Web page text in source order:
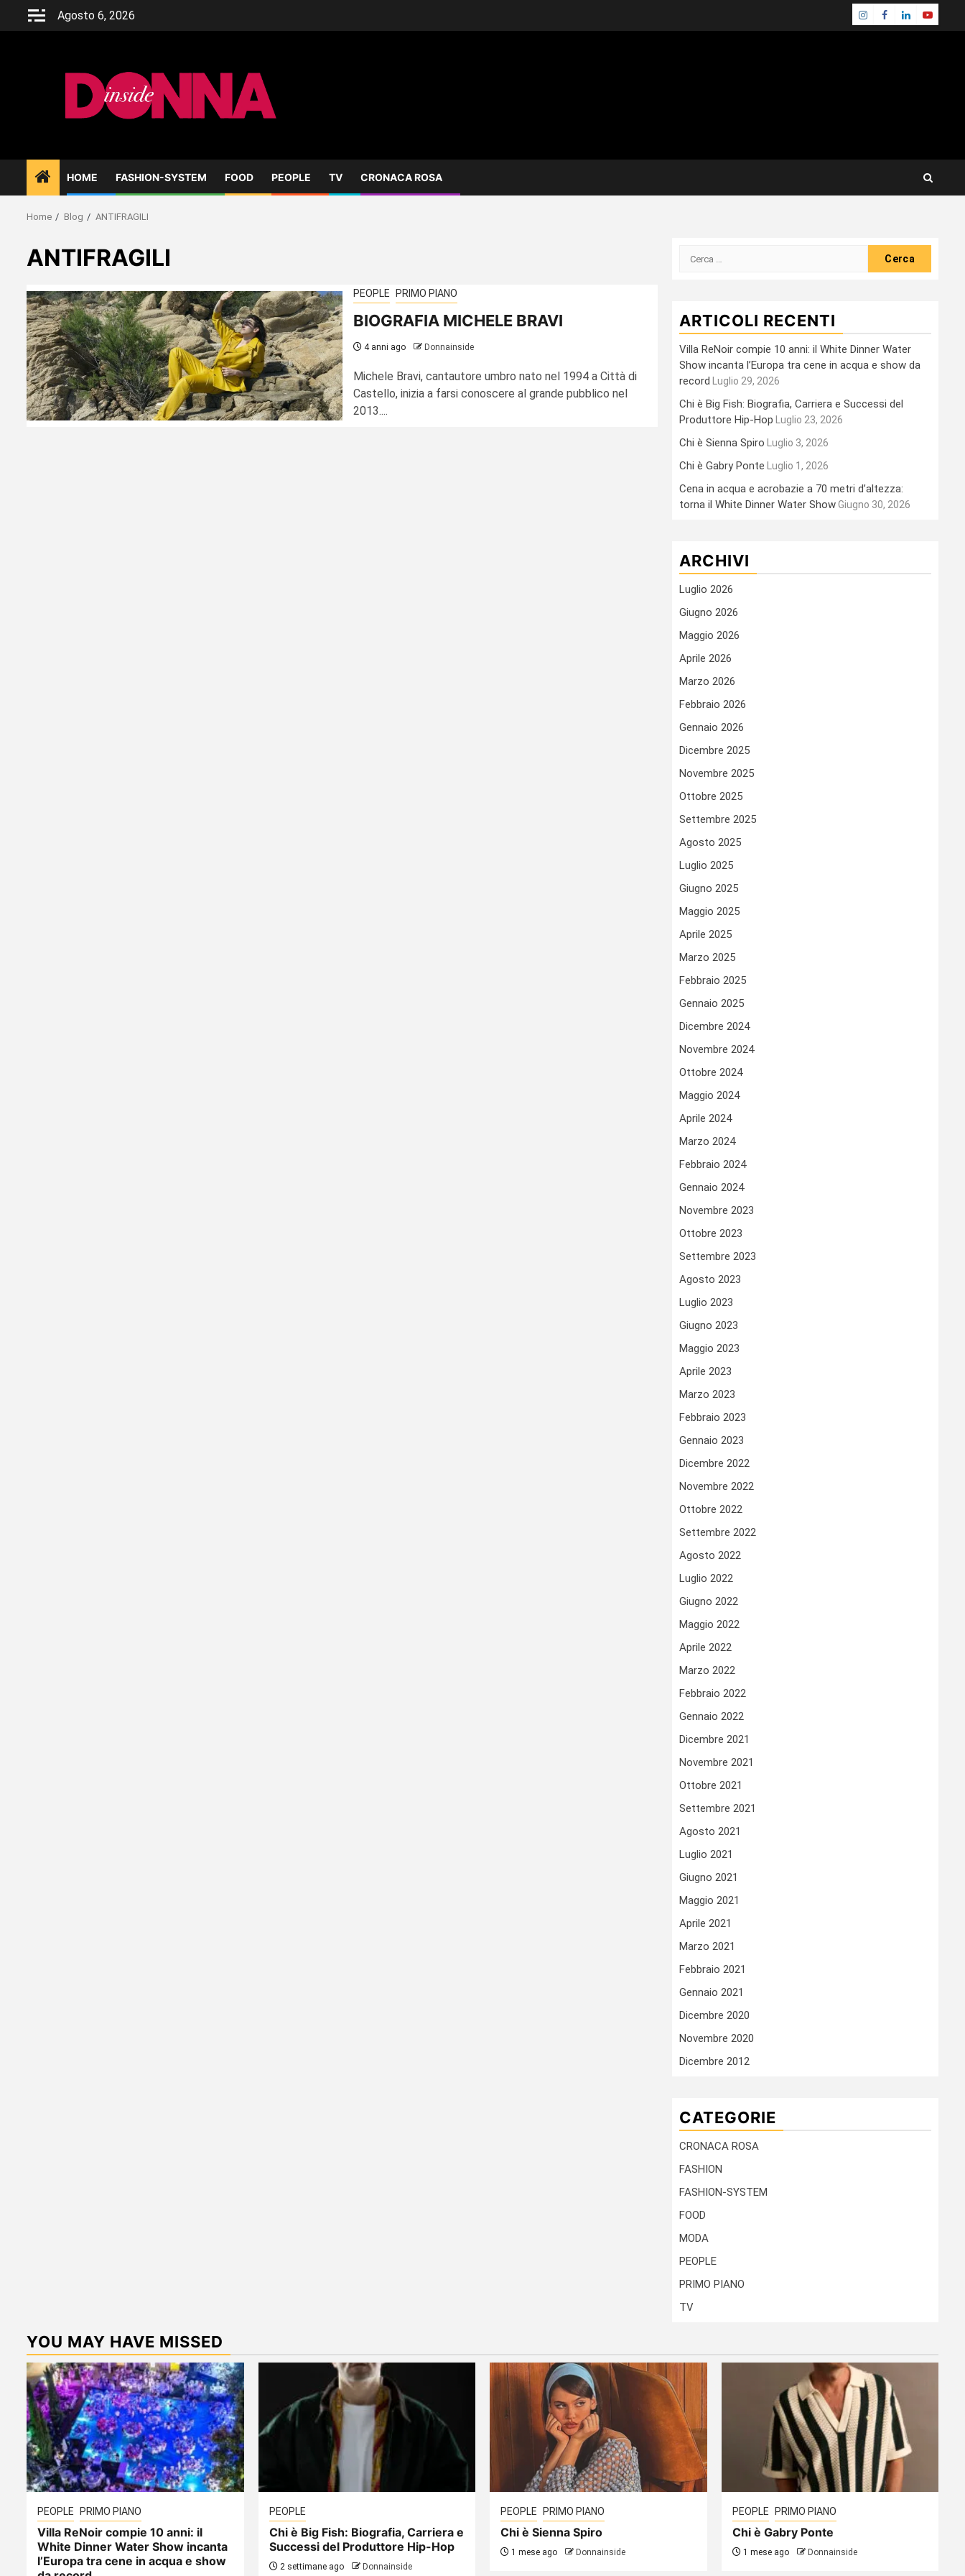
Agosto 6, 2026 Instagram
Facebook
LinkedinYoutube
HOME FASHION-SYSTEM FOOD PEOPLE TV CRONACA ROSA
Home Blog ANTIFRAGILI
ANTIFRAGILI
PEOPLE PRIMO PIANO
BIOGRAFIA MICHELE BRAVI
4 anni ago Donnainside
Michele Bravi, cantautore umbro nato nel 1994 a Città di
Castello, inizia a farsi conoscere al grande pubblico nel
2013....
Ricerca
ARTICOLI RECENTI
Villa ReNoir compie 10 anni: il White Dinner Water
Show incanta l’Europa tra cene in acqua e show da
record
Luglio 29, 2026
Chi è Big Fish: Biografia, Carriera e Successi del
Produttore Hip-Hop
Luglio 23, 2026
Chi è Sienna Spiro Luglio 3, 2026
Chi è Gabry Ponte Luglio 1, 2026
Cena in acqua e acrobazie a 70 metri d’altezza:
torna il White Dinner Water ShowGiugno 30, 2026
ARCHIVI
Luglio 2026
Giugno 2026
Maggio 2026
Aprile 2026
Marzo 2026
Febbraio 2026
Gennaio 2026
Dicembre 2025
Novembre 2025
Ottobre 2025
Settembre 2025
Agosto 2025
Luglio 2025
Giugno 2025
Maggio 2025
Aprile 2025
Marzo 2025
Febbraio 2025
Gennaio 2025
Dicembre 2024
Novembre 2024
Ottobre 2024
Maggio 2024
Aprile 2024
Marzo 2024
Febbraio 2024
Gennaio 2024
Novembre 2023
Ottobre 2023
Settembre 2023
Agosto 2023
Luglio 2023
Giugno 2023
Maggio 2023
Aprile 2023
Marzo 2023
Febbraio 2023
Gennaio 2023
Dicembre 2022
Novembre 2022
Ottobre 2022
Settembre 2022
Agosto 2022
Luglio 2022
Giugno 2022
Maggio 2022
Aprile 2022
Marzo 2022
Febbraio 2022
Gennaio 2022
Dicembre 2021
Novembre 2021
Ottobre 2021
Settembre 2021
Agosto 2021
Luglio 2021
Giugno 2021
Maggio 2021
Aprile 2021
Marzo 2021
Febbraio 2021
Gennaio 2021
Dicembre 2020
Novembre 2020
Dicembre 2012
CATEGORIE
CRONACA ROSA
FASHION
FASHION-SYSTEM
FOOD
MODA
PEOPLE
PRIMO PIANO
TV
YOU MAY HAVE MISSED
PEOPLE PRIMO PIANO
Villa ReNoir compie 10 anni: il
White Dinner Water Show incanta
l’Europa tra cene in acqua e show
PEOPLE
Chi è Big Fish: Biografia, Carriera e
Successi del Produttore Hip-Hop
2 settimane ago Donnainside
PEOPLE PRIMO PIANO
Chi è Sienna Spiro
1 mese ago Donnainside
PEOPLE PRIMO PIANO
Chi è Gabry Ponte
1 mese ago Donnainside